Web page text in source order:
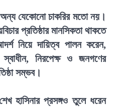
অন্য যেকোনো চাকরির মতো নয়।
প্রতিষ্ঠার মানসিকতা থাকতে
নিয়ে দায়িত্ব পালন করেন,
নিরপেক্ষ ও জনগণের
সম্ভব।
হাসিনার প্রসঙ্গও তুলে ধরেন